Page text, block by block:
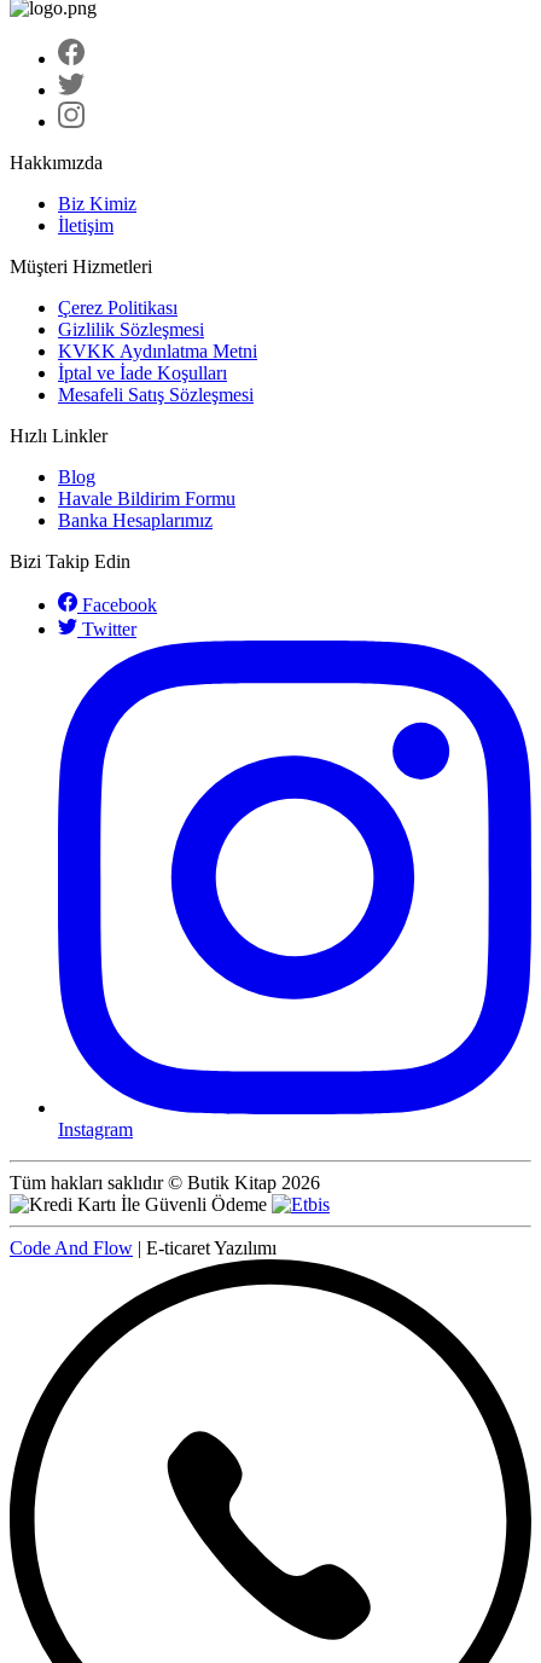
Hakkımızda
Biz Kimiz
İletişim
Müşteri Hizmetleri
Çerez Politikası
Gizlilik Sözleşmesi
KVKK Aydınlatma Metni
İptal ve İade Koşulları
Mesafeli Satış Sözleşmesi
Hızlı Linkler
Blog
Havale Bildirim Formu
Banka Hesaplarımız
Bizi Takip Edin
Facebook
Twitter
Instagram
Tüm hakları saklıdır © Butik Kitap 2026
Code And Flow | E-ticaret Yazılımı